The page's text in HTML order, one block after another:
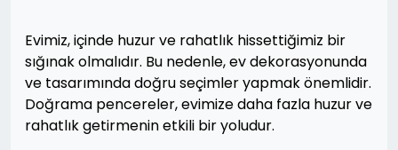
Evimiz, içinde huzur ve rahatlık hissettiğimiz bir
sığınak olmalıdır. Bu nedenle, ev dekorasyonunda
ve tasarımında doğru seçimler yapmak önemlidir.
Doğrama pencereler, evimize daha fazla huzur ve
rahatlık getirmenin etkili bir yoludur.